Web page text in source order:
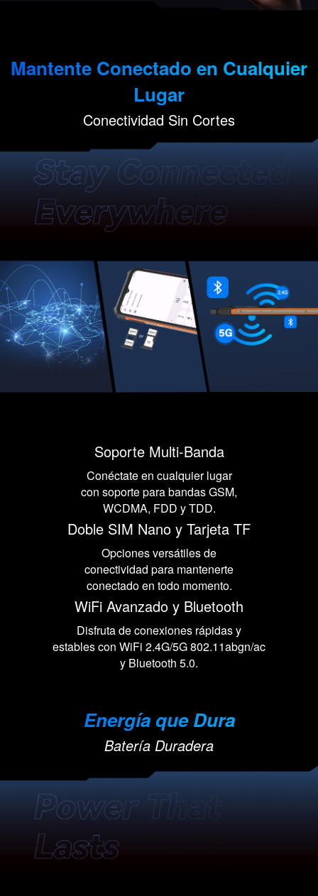
Mantente Conectado en Cualquier
Lugar
Conectividad Sin Cortes
Soporte Multi-Banda
Conéctate en cualquier lugar
con soporte para bandas GSM,
WCDMA, FDD y TDD.
Doble SIM Nano y Tarjeta TF
Opciones versátiles de
conectividad para mantenerte
conectado en todo momento.
WiFi Avanzado y Bluetooth
Disfruta de conexiones rápidas y
estables con WiFi 2.4G/5G 802.11abgn/ac
y Bluetooth 5.0.
Energía que Dura
Batería Duradera